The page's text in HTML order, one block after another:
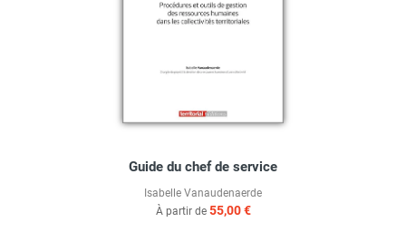
Guide du chef de service
Isabelle Vanaudenaerde
À partir de 55,00 €